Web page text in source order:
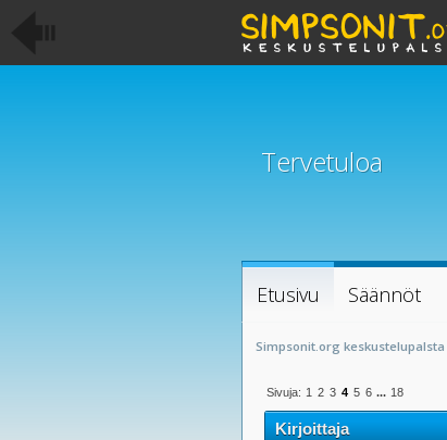
Tervetuloa
Etusivu Säännöt
Simpsonit.org keskustelupalsta
Sivuja: 1 2 3 4 5 6 ... 18
Kirjoittaja